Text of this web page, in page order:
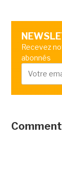
Recevez
abonnés